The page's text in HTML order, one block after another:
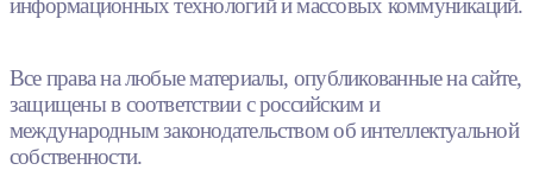
информационных технологий и массовых коммуникаций.
Все права на любые материалы, опубликованные на сайте,
защищены в соответствии с российским и
международным законодательством об интеллектуальной
собственности.